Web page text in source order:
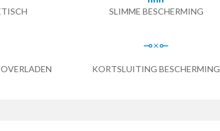
SLIMME BESCHERMING
KORTSLUITING BESCHERMING